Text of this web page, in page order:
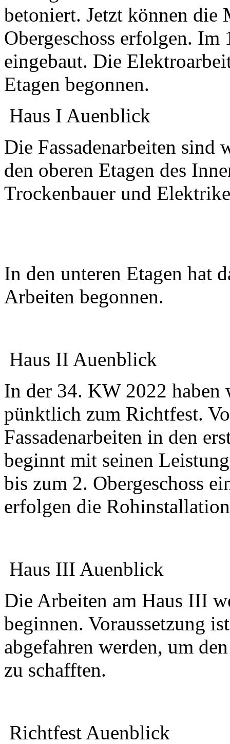
betoniert. Jetzt können die
Obergeschoss erfolgen. Im
eingebaut. Die
Etagen begonnen.
Haus I Auenblick
Die Fassadenarbeiten sind
den oberen Etagen des
Trockenbauer und
In den unteren Etagen hat
Arbeiten begonnen.
Haus II Auenblick
In der 34. KW 2022
pünktlich zum Richtfest.
Fassadenarbeiten in den
beginnt mit seinen
bis zum 2. Obergeschoss
erfolgen die
Haus III Auenblick
Die Arbeiten am Haus III
beginnen. Voraussetzung
abgefahren werden, um
zu schafften.
Richtfest Auenblick